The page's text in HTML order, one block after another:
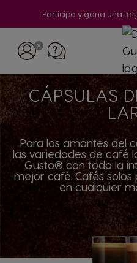
Participa y gana una
CÁPSULAS
Para los amantes del
las variedades de café
Gusto® con toda la
mejor café. Cafés
en cualquier